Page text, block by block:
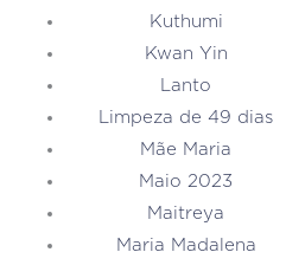
Kuthumi
Kwan Yin
Lanto
Limpeza de 49 dias
Mãe Maria
Maio 2023
Maitreya
Maria Madalena